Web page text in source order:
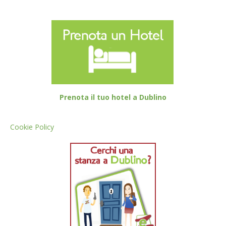
Prenota il tuo hotel a Dublino
Cookie Policy